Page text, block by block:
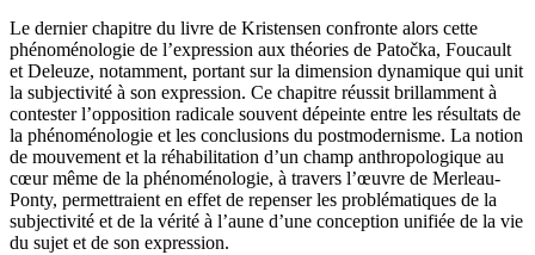
Le dernier chapitre du livre de Kristensen confronte alors cette
phénoménologie de l’expression aux théories de Patočka, Foucault
et Deleuze, notamment, portant sur la dimension dynamique qui unit
la subjectivité à son expression. Ce chapitre réussit brillamment à
contester l’opposition radicale souvent dépeinte entre les résultats de
la phénoménologie et les conclusions du postmodernisme. La notion
de mouvement et la réhabilitation d’un champ anthropologique au
cœur même de la phénoménologie, à travers l’œuvre de Merleau-
Ponty, permettraient en effet de repenser les problématiques de la
subjectivité et de la vérité à l’aune d’une conception unifiée de la vie
du sujet et de son expression.